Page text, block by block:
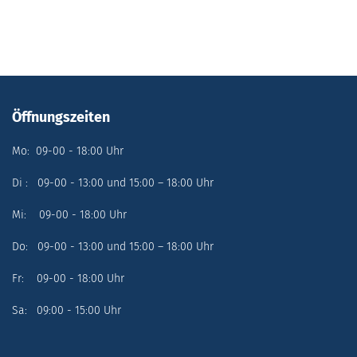
Öffnungszeiten
Mo: 09-00 - 18:00 Uhr
Di : 09-00 - 13:00 und 15:00 – 18:00 Uhr
Mi: 09-00 - 18:00 Uhr
Do: 09-00 - 13:00 und 15:00 – 18:00 Uhr
Fr: 09-00 - 18:00 Uhr
Sa: 09:00 - 15:00 Uhr